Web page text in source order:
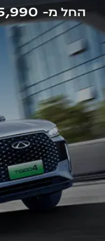
החל מ-₪135,990